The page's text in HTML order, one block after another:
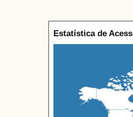
Estatística de